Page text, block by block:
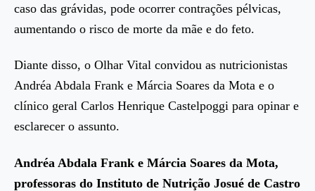
caso das grávidas, pode ocorrer contrações pélvicas,
aumentando o risco de morte da mãe e do feto.
Diante disso, o Olhar Vital convidou as nutricionistas
Andréa Abdala Frank e Márcia Soares da Mota e o
clínico geral Carlos Henrique Castelpoggi para opinar e
esclarecer o assunto.
Andréa Abdala Frank e Márcia Soares da Mota,
professoras do Instituto de Nutrição Josué de Castro